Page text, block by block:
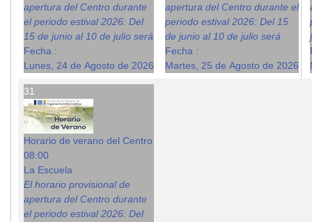
apertura del Centro durante
el periodo estival 2026: Del
15 de junio al 10 de julio será
Fecha :
Lunes, 24 de Agosto de 2026
apertura del Centro durante el
periodo estival 2026: Del 15
de junio al 10 de julio será
Fecha :
Martes, 25 de Agosto de 2026
31
Horario de verano del Centro
08:00
La Escuela
El horario provisional de
apertura del Centro durante
el periodo estival 2026: Del